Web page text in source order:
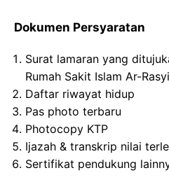
Dokumen Persyaratan
Surat lamaran yang
Rumah Sakit Islam Ar-
Daftar riwayat hidup
Pas photo terbaru
Photocopy KTP
Ijazah & transkrip nilai
Sertifikat pendukung